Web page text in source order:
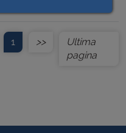
1 >>
Ultima
pagina